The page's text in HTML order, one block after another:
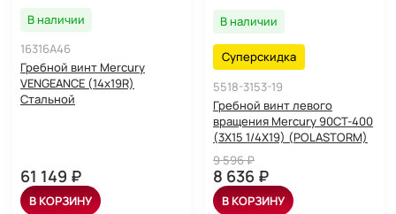
В наличии
16316A46
Гребной винт Mercury
VENGEANCE (14х19R)
Стальной
61 149 ₽
В КОРЗИНУ
В наличии
Суперскидка
5518-3153-19
Гребной винт левого
вращения Mercury 90CT-400
(3X15 1/4X19) (POLASTORM)
9 596 ₽
8 636 ₽
В КОРЗИНУ